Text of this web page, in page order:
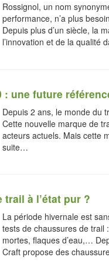
Rossignol, un nom
performance, n’a plus
Depuis plus d’un siècle, la
l’innovation et de la qualité
: une future
Depuis 2 ans, le monde du
Cette nouvelle marque de
acteurs actuels. Mais cette
suite…
à l’état pur ?
La période hivernale est
tests de chaussures de trail
mortes, flaques d’eau,…
Craft propose des